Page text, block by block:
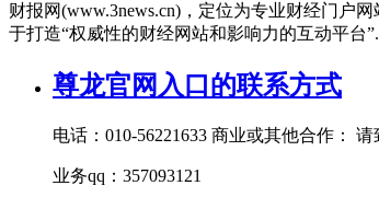
财报网(www.3news.cn)，定位为专业财经门户
于打造“权威性的财经网站和影响力的互动平台
尊龙官网入口的联系方式
电话：010-56221633 商业或其他合作：
业务qq：357093121